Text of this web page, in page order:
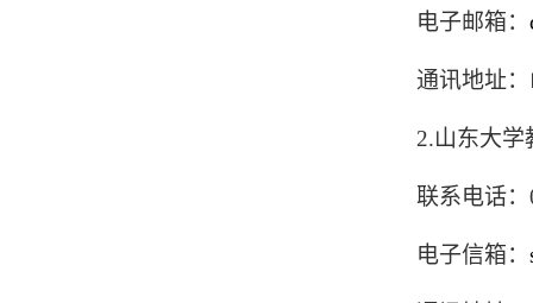
电子邮箱：
通讯地址
2.山东大学
联系电话：
电子信箱：